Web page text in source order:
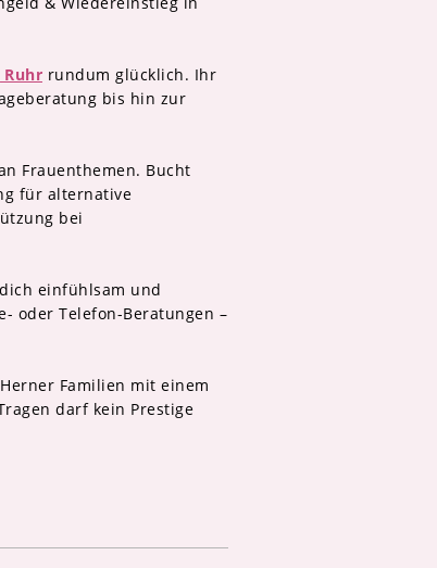
rundum glücklich. Ihr
bis hin zur
Frauenthemen. Bucht
für alternative
bei
einfühlsam und
oder Telefon-Beratungen –
Familien mit einem
darf kein Prestige